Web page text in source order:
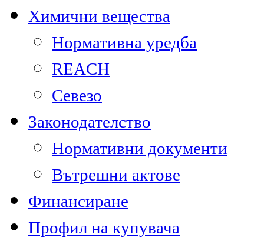
Химични вещества
Нормативна уредба
REACH
Севезо
Законодателство
Нормативни документи
Вътрешни актове
Финансиране
Профил на купувача